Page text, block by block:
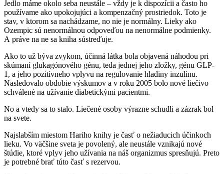
Jedlo máme okolo seba neustále – vždy je k dispozícii a často ho
používame ako upokojujúci a kompenzačný prostriedok. Toto je
stav, v ktorom sa nachádzame, no nie je normálny. Lieky ako
Ozempic sú nenormálnou odpoveďou na nenormálne podmienky.
A práve na ne sa kniha sústreďuje.
Ako to už býva zvykom, účinná látka bola objavená náhodou pri
skúmaní glukagónového génu, teda jednej jeho zložky, génu GLP-
1, a jeho pozitívneho vplyvu na regulovanie hladiny inzulínu.
Nasledovalo obdobie výskumov a v roku 2005 bolo nové liečivo
schválené na užívanie diabetickými pacientmi.
No a vtedy sa to stalo. Liečené osoby výrazne schudli a zázrak bol
na svete.
Najslabším miestom Hariho knihy je časť o nežiaducich účinkoch
lieku. Vo väčšine sveta je povolený, ale neustále vznikajú nové
štúdie, ktoré vplyv jeho užívania na náš organizmus spresňujú. Preto
je potrebné brať túto časť s rezervou.